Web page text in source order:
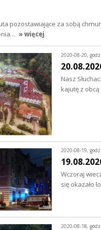
pozostawiające za sobą
» więcej
2020-08-20,
Nasz
kajutę z
2020-08-19,
Wczoraj
się okazało
2020-08-18,